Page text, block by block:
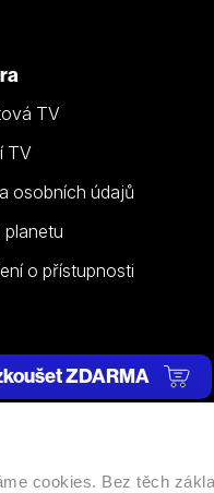
cookies. Bez těch
TV
TV
osobních údajů
planetu
o přístupnosti
ZDARMA
cookies